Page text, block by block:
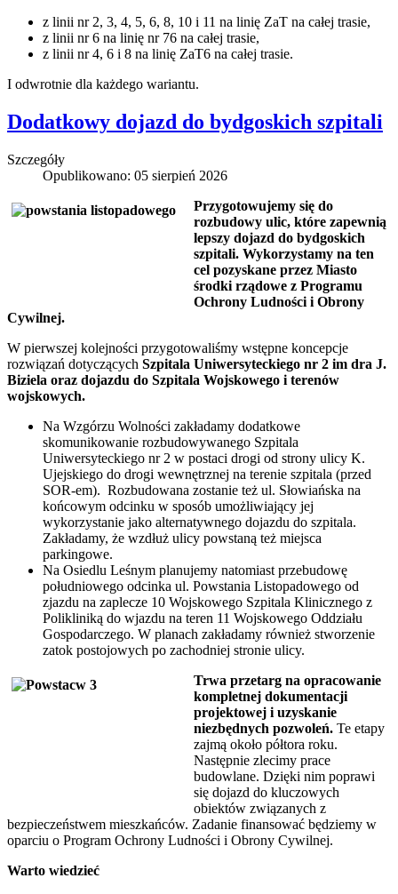
z linii nr 2, 3, 4, 5, 6, 8, 10 i 11 na linię ZaT na całej trasie,
z linii nr 6 na linię nr 76 na całej trasie,
z linii nr 4, 6 i 8 na linię ZaT6 na całej trasie.
I odwrotnie dla każdego wariantu.
Dodatkowy dojazd do bydgoskich szpitali
Szczegóły
Opublikowano: 05 sierpień 2026
Przygotowujemy się do
rozbudowy ulic, które zapewnią
lepszy dojazd do bydgoskich
szpitali. Wykorzystamy na ten
cel pozyskane przez Miasto
środki rządowe z Programu
Ochrony Ludności i Obrony
Cywilnej.
W pierwszej kolejności przygotowaliśmy wstępne koncepcje
rozwiązań dotyczących Szpitala Uniwersyteckiego nr 2 im dra J.
Biziela oraz dojazdu do Szpitala Wojskowego i terenów
wojskowych.
Na Wzgórzu Wolności zakładamy dodatkowe
skomunikowanie rozbudowywanego Szpitala
Uniwersyteckiego nr 2 w postaci drogi od strony ulicy K.
Ujejskiego do drogi wewnętrznej na terenie szpitala (przed
SOR-em). Rozbudowana zostanie też ul. Słowiańska na
końcowym odcinku w sposób umożliwiający jej
wykorzystanie jako alternatywnego dojazdu do szpitala.
Zakładamy, że wzdłuż ulicy powstaną też miejsca
parkingowe.
Na Osiedlu Leśnym planujemy natomiast przebudowę
południowego odcinka ul. Powstania Listopadowego od
zjazdu na zaplecze 10 Wojskowego Szpitala Klinicznego z
Polikliniką do wjazdu na teren 11 Wojskowego Oddziału
Gospodarczego. W planach zakładamy również stworzenie
zatok postojowych po zachodniej stronie ulicy.
Trwa przetarg na opracowanie
kompletnej dokumentacji
projektowej i uzyskanie
niezbędnych pozwoleń. Te etapy
zajmą około półtora roku.
Następnie zlecimy prace
budowlane. Dzięki nim poprawi
się dojazd do kluczowych
obiektów związanych z
bezpieczeństwem mieszkańców. Zadanie finansować będziemy w
oparciu o Program Ochrony Ludności i Obrony Cywilnej.
Warto wiedzieć